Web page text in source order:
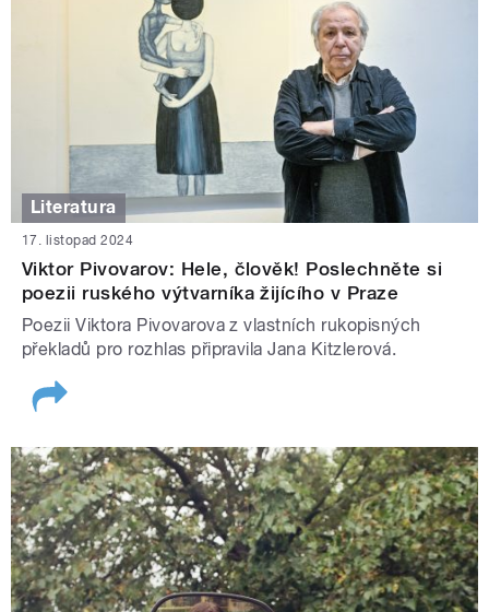
Literatura
17. listopad 2024
Viktor Pivovarov: Hele, člověk! Poslechněte si
poezii ruského výtvarníka žijícího v Praze
Poezii Viktora Pivovarova z vlastních rukopisných
překladů pro rozhlas připravila Jana Kitzlerová.